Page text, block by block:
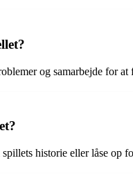
og samarbejde for
historie eller låse op